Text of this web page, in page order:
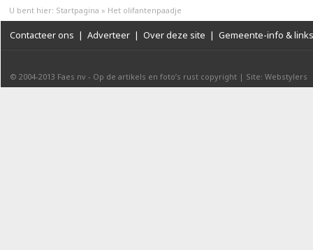
U bent hier: Startpagina » Het olifantenpaadje
Contacteer ons | Adverteer | Over deze site | Gemeente-info & links
© 2004-2013 Faes nv - Op de artikels en foto’s rust copyright | Site: Webstylers